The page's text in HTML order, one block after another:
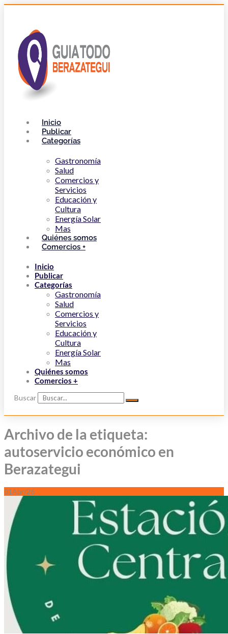
Inicio
Publicar
Categorías
Gastronomía
Salud
Comercios y
Servicios
Educación y
Cultura
Energía Solar
Mas
Quiénes somos
Comercios +
Inicio
Publicar
Categorías
Gastronomía
Salud
Comercios y
Servicios
Educación y
Cultura
Energía Solar
Mas
Quiénes somos
Comercios +
Buscar
Archivo de la etiqueta:
autoservicio económico en
Berazategui
01Abr/26